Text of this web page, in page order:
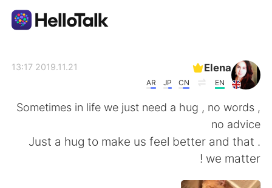
Elena
EN
CN
JP
AR
2019.11.21 13:17
Sometimes in life we just need a hug , no words ,
no advice
. Just a hug to make us feel better and that
we matter !